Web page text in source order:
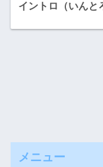
イントロ（いんと
メニュー